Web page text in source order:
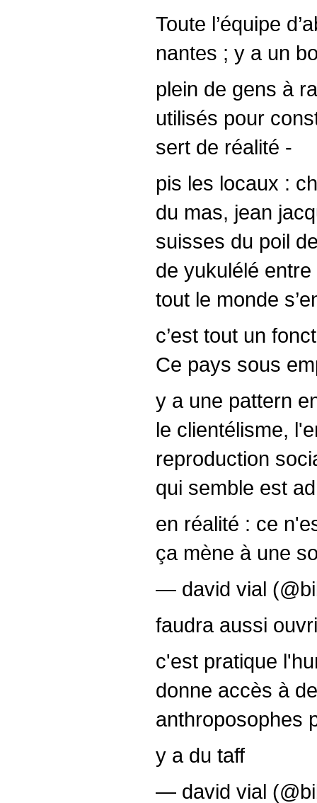
Toute l’équipe
nantes ; y a un
plein de gens à
utilisés pour
sert de réalité -
pis les locaux :
du mas, jean
suisses du poil
de yukulélé
tout le monde
c’est tout un
Ce pays sous
y a une pattern
le clientélisme,
reproduction
qui semble est
en réalité : ce
ça mène à une
— david vial
faudra aussi
c'est pratique
donne accès à
anthroposophes
y a du taff
— david vial